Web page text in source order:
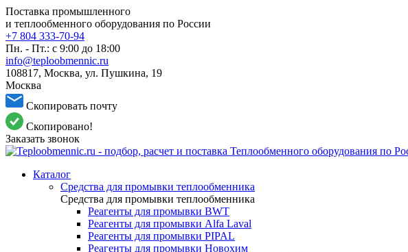
Поставка промышленного
и теплообменного оборудования по России
+7 804 333-70-94
Пн. - Пт.: с 9:00 до 18:00
info@teploobmennic.ru
108817, Москва, ул. Пушкина, 19
Москва
Скопировать почту
Скопировано!
Заказать звонок
Каталог
Средства для промывки теплообменника
Средства для промывки теплообменника
Реагенты для промывки BWT
Реагенты для промывки Alfa Laval
Реагенты для промывки PIPAL
Реагенты для промывки Новохим